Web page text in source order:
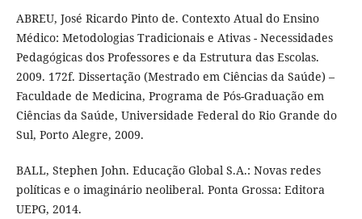
ABREU, José Ricardo Pinto de. Contexto Atual do Ensino
Médico: Metodologias Tradicionais e Ativas - Necessidades
Pedagógicas dos Professores e da Estrutura das Escolas.
2009. 172f. Dissertação (Mestrado em Ciências da Saúde) –
Faculdade de Medicina, Programa de Pós-Graduação em
Ciências da Saúde, Universidade Federal do Rio Grande do
Sul, Porto Alegre, 2009.
BALL, Stephen John. Educação Global S.A.: Novas redes
políticas e o imaginário neoliberal. Ponta Grossa: Editora
UEPG, 2014.